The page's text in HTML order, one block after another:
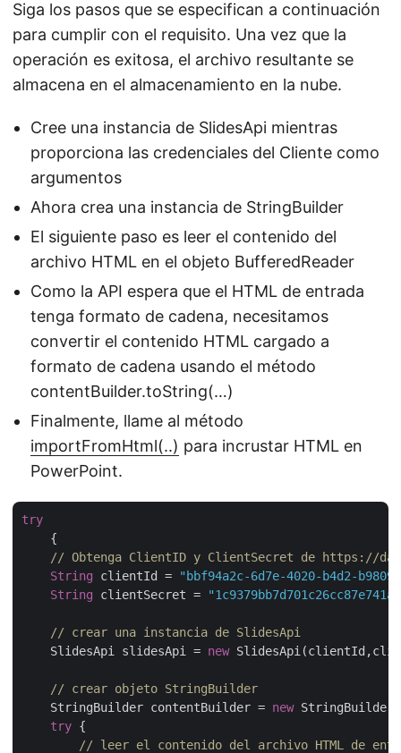
Siga los pasos que se especifican a continuación
para cumplir con el requisito. Una vez que la
operación es exitosa, el archivo resultante se
almacena en el almacenamiento en la nube.
Cree una instancia de SlidesApi mientras
proporciona las credenciales del Cliente como
argumentos
Ahora crea una instancia de StringBuilder
El siguiente paso es leer el contenido del
archivo HTML en el objeto BufferedReader
Como la API espera que el HTML de entrada
tenga formato de cadena, necesitamos
convertir el contenido HTML cargado a
formato de cadena usando el método
contentBuilder.toString(…)
Finalmente, llame al método
importFromHtml(..) para incrustar HTML en
PowerPoint.
try
    {
// Obtenga ClientID y ClientSecret de https://
String clientId =
"bbf94a2c-6d7e-4020-b4d2-
String clientSecret =
// crear una instancia de SlidesApi
    SlidesApi slidesApi =
new
// crear objeto StringBuilder
    StringBuilder contentBuilder =
new
try {
// leer el contenido del archivo HTML de